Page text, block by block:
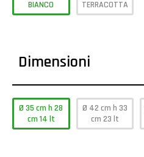
BIANCO TERRACOTTA
Dimensioni
Ø 35 cm h 28
cm 14 lt
Ø 42 cm h 33
cm 23 lt